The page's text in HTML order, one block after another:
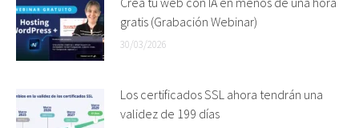
gratis (Grabación Webinar)
30/03/2026
Los certificados SSL ahora tendrán una
validez de 199 días